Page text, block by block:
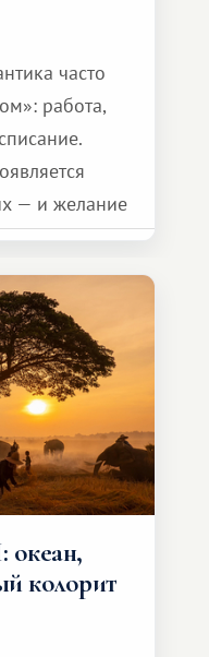
часто
работа,
— и желание
что-то
океан,
колорит